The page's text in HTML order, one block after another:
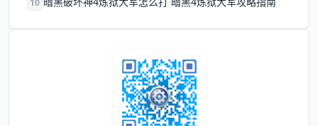
10